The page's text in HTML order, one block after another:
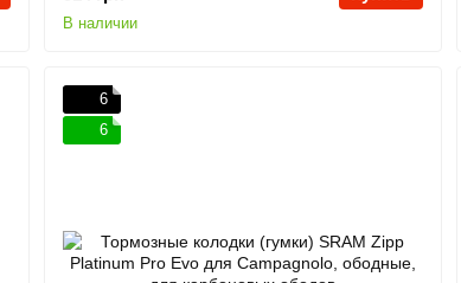
В наличии
6
6